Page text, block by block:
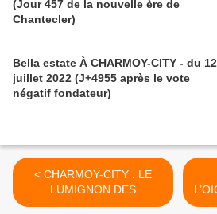
(Jour 457 de la nouvelle ère de
Chantecler)
Bella estate À CHARMOY-CITY - du 12
juillet 2022 (J+4955 après le vote
négatif fondateur)
< CHARMOY-CITY : LE
LUMIGNON DES
COMPAGNONS - du 4